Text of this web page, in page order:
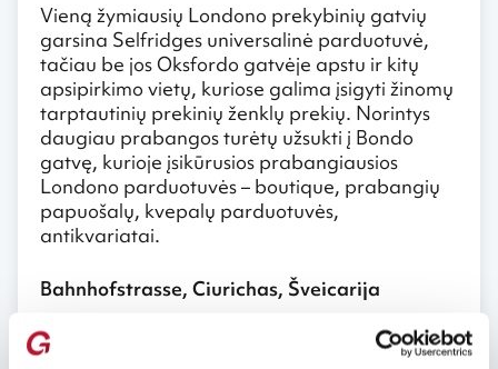
Vieną žymiausių Londono prekybinių gatvių
garsina Selfridges universalinė parduotuvė,
tačiau be jos Oksfordo gatvėje apstu ir kitų
apsipirkimo vietų, kuriose galima įsigyti žinomų
tarptautinių prekinių ženklų prekių. Norintys
daugiau prabangos turėtų užsukti į Bondo
gatvę, kurioje įsikūrusios prabangiausios
Londono parduotuvės – boutique, prabangių
papuošalų, kvepalų parduotuvės,
antikvariatai.
Bahnhofstrasse, Ciurichas, Šveicarija
Prabanga spindinti Bahnhofstrasse Ciuricho
centre driekiasi maždaug 1,5 km. Net jei ir